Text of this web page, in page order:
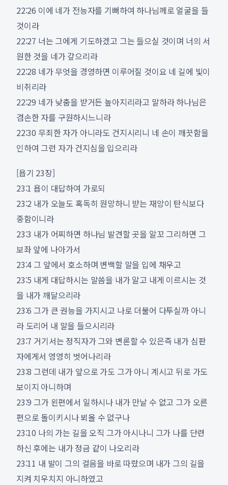
22:26 이에 네가 전능자를 기뻐하여 하나님께로 얼굴을 들
것이라
22:27 너는 그에게 기도하겠고 그는 들으실 것이며 너의 서
원한 것을 네가 갚으리라
22:28 네가 무엇을 경영하면 이루어질 것이요 네 길에 빛이
비취리라
22:29 네가 낮춤을 받거든 높아지리라고 말하라 하나님은
겸손한 자를 구원하시느니라
22:30 무죄한 자가 아니라도 건지시리니 네 손이 깨끗함을
인하여 그런 자가 건지심을 입으리라
[욥기 23장]
23:1 욥이 대답하여 가로되
23:2 내가 오늘도 혹독히 원망하니 받는 재앙이 탄식보다
중함이니라
23:3 내가 어찌하면 하나님 발견할 곳을 알꼬 그리하면 그
보좌 앞에 나아가서
23:4 그 앞에서 호소하며 변백할 말을 입에 채우고
23:5 내게 대답하시는 말씀을 내가 알고 내게 이르시는 것
을 내가 깨달으리라
23:6 그가 큰 권능을 가지시고 나로 더불어 다투실까 아니
라 도리어 내 말을 들으시리라
23:7 거기서는 정직자가 그와 변론할 수 있은즉 내가 심판
자에게서 영영히 벗어나리라
23:8 그런데 내가 앞으로 가도 그가 아니 계시고 뒤로 가도
보이지 아니하며
23:9 그가 왼편에서 일하시나 내가 만날 수 없고 그가 오른
편으로 돌이키시나 뵈올 수 없구나
23:10 나의 가는 길을 오직 그가 아시나니 그가 나를 단련
하신 후에는 내가 정금 같이 나오리라
23:11 내 발이 그의 걸음을 바로 따랐으며 내가 그의 길을
지켜 치우치지 아니하였고